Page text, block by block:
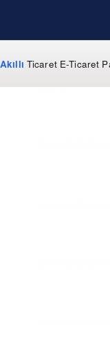
Akıllı Ticaret E-Ticaret